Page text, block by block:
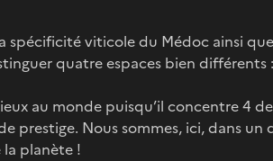
spécificité viticole du Médoc ainsi
quatre espaces bien différents :
au monde puisqu’il concentre 4
prestige. Nous sommes, ici, dans un
planète !